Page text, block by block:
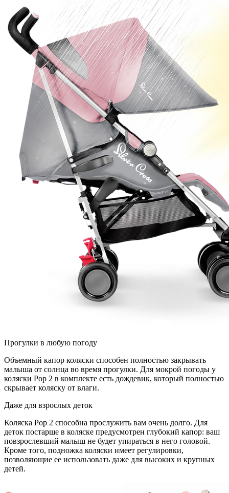
Прогулки в любую погоду
Объемный капор коляски способен полностью закрывать
малыша от солнца во время прогулки. Для мокрой погоды у
коляски Pop 2 в комплекте есть дождевик, который полностью
скрывает коляску от влаги.
Даже для взрослых деток
Коляска Pop 2 способна прослужить вам очень долго. Для
деток постарше в коляске предусмотрен глубокий капор: ваш
повзрослевший малыш не будет упираться в него головой.
Кроме того, подножка коляски имеет регулировки,
позволяющие ее использовать даже для высоких и крупных
детей.